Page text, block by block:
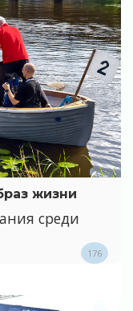
жизни
среди
176